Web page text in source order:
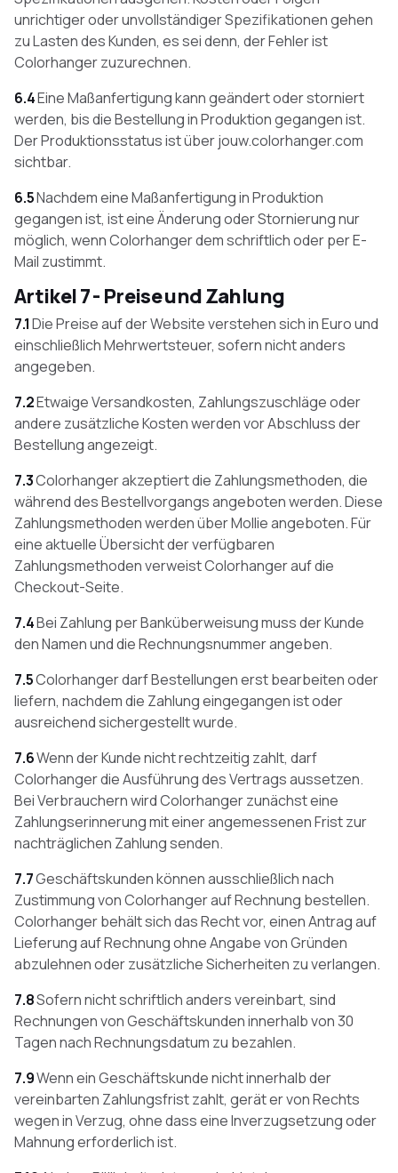
unrichtiger oder unvollständiger Spezifikationen gehen
zu Lasten des Kunden, es sei denn, der Fehler ist
Colorhanger zuzurechnen.
6.4Eine Maßanfertigung kann geändert oder storniert
werden, bis die Bestellung in Produktion gegangen ist.
Der Produktionsstatus ist über jouw.colorhanger.com
sichtbar.
6.5Nachdem eine Maßanfertigung in Produktion
gegangen ist, ist eine Änderung oder Stornierung nur
möglich, wenn Colorhanger dem schriftlich oder per E-
Mail zustimmt.
Artikel 7 - Preise und Zahlung
7.1Die Preise auf der Website verstehen sich in Euro und
einschließlich Mehrwertsteuer, sofern nicht anders
angegeben.
7.2Etwaige Versandkosten, Zahlungszuschläge oder
andere zusätzliche Kosten werden vor Abschluss der
Bestellung angezeigt.
7.3Colorhanger akzeptiert die Zahlungsmethoden, die
während des Bestellvorgangs angeboten werden. Diese
Zahlungsmethoden werden über Mollie angeboten. Für
eine aktuelle Übersicht der verfügbaren
Zahlungsmethoden verweist Colorhanger auf die
Checkout-Seite.
7.4Bei Zahlung per Banküberweisung muss der Kunde
den Namen und die Rechnungsnummer angeben.
7.5Colorhanger darf Bestellungen erst bearbeiten oder
liefern, nachdem die Zahlung eingegangen ist oder
ausreichend sichergestellt wurde.
7.6Wenn der Kunde nicht rechtzeitig zahlt, darf
Colorhanger die Ausführung des Vertrags aussetzen.
Bei Verbrauchern wird Colorhanger zunächst eine
Zahlungserinnerung mit einer angemessenen Frist zur
nachträglichen Zahlung senden.
7.7Geschäftskunden können ausschließlich nach
Zustimmung von Colorhanger auf Rechnung bestellen.
Colorhanger behält sich das Recht vor, einen Antrag auf
Lieferung auf Rechnung ohne Angabe von Gründen
abzulehnen oder zusätzliche Sicherheiten zu verlangen.
7.8Sofern nicht schriftlich anders vereinbart, sind
Rechnungen von Geschäftskunden innerhalb von 30
Tagen nach Rechnungsdatum zu bezahlen.
7.9Wenn ein Geschäftskunde nicht innerhalb der
vereinbarten Zahlungsfrist zahlt, gerät er von Rechts
wegen in Verzug, ohne dass eine Inverzugsetzung oder
Mahnung erforderlich ist.